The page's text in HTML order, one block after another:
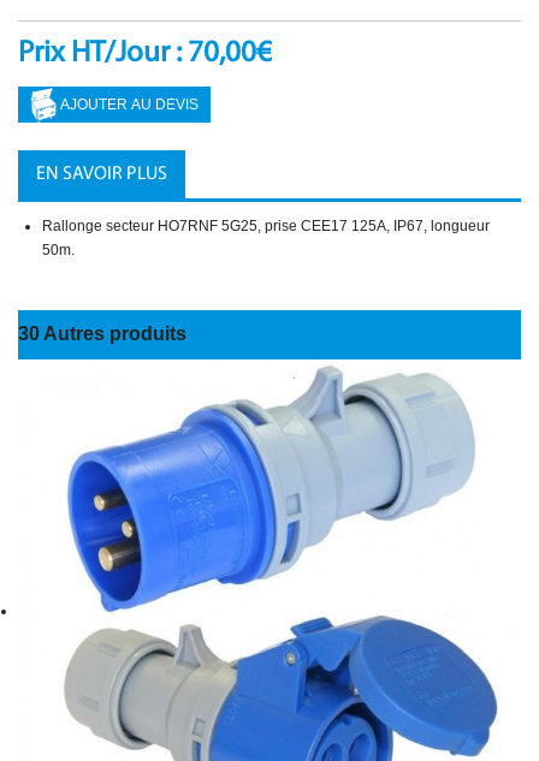
Prix HT/Jour : 70,00€
EN SAVOIR PLUS
Rallonge secteur HO7RNF 5G25, prise CEE17 125A, IP67, longueur
50m.
30 Autres produits